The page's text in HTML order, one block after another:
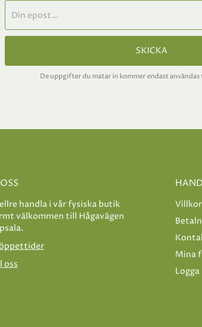
SKICKA
De uppgifter du matar in kommer endast
handla i vår fysiska butik
välkommen till Hågavägen
oss
Villkor
Mina
Logga